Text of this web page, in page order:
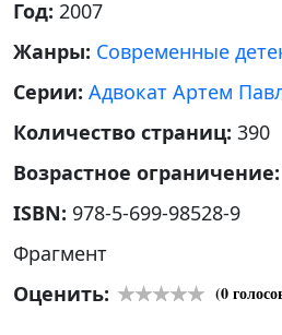
Год: 2007
Жанры: Современные
Серии: Адвокат Артем
Количество страниц: 390
Возрастное ограничение:
ISBN: 978-5-699-98528-9
Фрагмент
Оценить:
(0